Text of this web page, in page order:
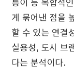
게 묶어낸 점을
할 수 있는 연결
실용성, 도시 브
다는 분석이다.